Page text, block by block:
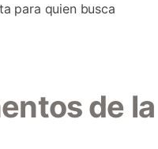
para quien busca
de la